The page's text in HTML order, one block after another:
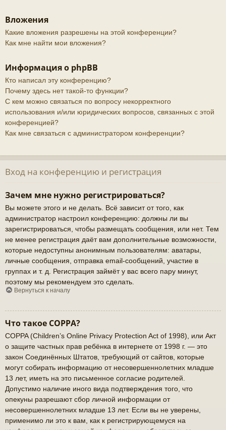
Вложения
Какие вложения разрешены на этой конференции?
Как мне найти мои вложения?
Информация о phpBB
Кто написал эту конференцию?
Почему здесь нет такой-то функции?
С кем можно связаться по вопросу некорректного
использования и/или юридических вопросов, связанных с этой
конференцией?
Как мне связаться с администратором конференции?
Вход на конференцию и регистрация
Зачем мне нужно регистрироваться?
Вы можете этого и не делать. Всё зависит от того, как
администратор настроил конференцию: должны ли вы
зарегистрироваться, чтобы размещать сообщения, или нет. Тем
не менее регистрация даёт вам дополнительные возможности,
которые недоступны анонимным пользователям: аватары,
личные сообщения, отправка email-сообщений, участие в
группах и т. д. Регистрация займёт у вас всего пару минут,
поэтому мы рекомендуем это сделать.
Вернуться к началу
Что такое COPPA?
COPPA (Children’s Online Privacy Protection Act of 1998), или Акт
о защите частных прав ребёнка в интернете от 1998 г. — это
закон Соединённых Штатов, требующий от сайтов, которые
могут собирать информацию от несовершеннолетних младше
13 лет, иметь на это письменное согласие родителей.
Допустимо наличие иного вида подтверждения того, что
опекуны разрешают сбор личной информации от
несовершеннолетних младше 13 лет. Если вы не уверены,
применимо ли это к вам, как к регистрирующемуся на